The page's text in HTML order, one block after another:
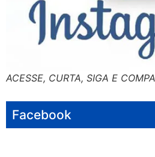
ACESSE, CURTA, SIGA E
Facebook